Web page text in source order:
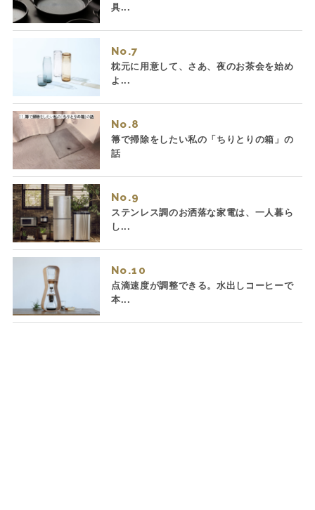
具...
No.
枕元に用意して、さあ、夜のお茶会を始め
よ...
No.
箒で掃除をしたい私の「ちりとりの箱」の
話
No.
ステンレス調のお洒落な家電は、一人暮ら
し...
No.
点滴速度が調整できる。水出しコーヒーで
本...